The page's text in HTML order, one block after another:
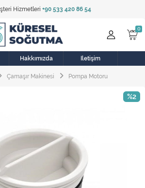
Hizmetleri +90 533 420 86 54
Tüm Kategoriler
Bulaşık Makinesi
Buzdolabı
Çamaşır Kurutma Makinesi
Elektrikli Aksamlar
Elektrikli Süpürge
Fan
Hakkımızda İletişim
Çamaşır Makinesi Pompa Motoru
%2